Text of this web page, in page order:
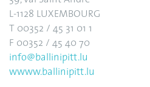
L-1128 LUXEMBOURG
T 00352 / 45 31 01 1
F 00352 / 45 40 70
info@ballinipitt.lu
wwww.ballinipitt.lu